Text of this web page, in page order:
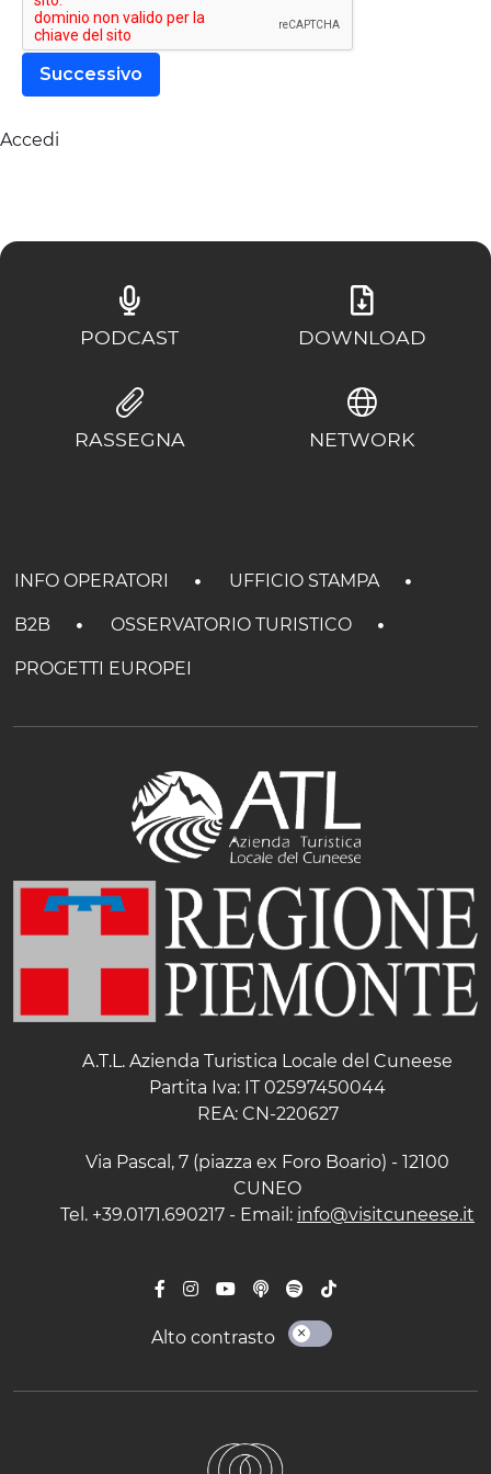
ESPERIENZE
EVENTI
Successivo
Accedi
PODCAST DOWNLOAD
RASSEGNA NETWORK
INFO OPERATORI UFFICIO STAMPA
B2B OSSERVATORIO TURISTICO
PROGETTI EUROPEI
A.T.L. Azienda Turistica Locale del Cuneese
Partita Iva: IT 02597450044
REA: CN-220627
Via Pascal, 7 (piazza ex Foro Boario) - 12100
CUNEO
Tel. +39.0171.690217 - Email: info@visitcuneese.it
Alto contrasto